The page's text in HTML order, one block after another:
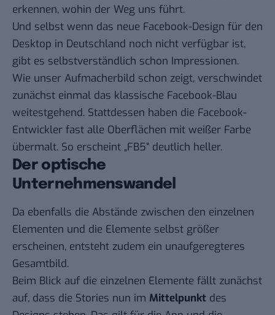
erkennen, wohin der Weg uns führt.
Und selbst wenn das neue Facebook-Design für den
Desktop in Deutschland noch nicht verfügbar ist,
gibt es selbstverständlich schon Impressionen.
Wie unser Aufmacherbild schon zeigt, verschwindet
zunächst einmal das klassische Facebook-Blau
weitestgehend. Stattdessen haben die Facebook-
Entwickler fast alle Oberflächen mit weißer Farbe
übermalt. So erscheint „FB5“ deutlich heller.
Der optische
Unternehmenswandel
Da ebenfalls die Abstände zwischen den einzelnen
Elementen und die Elemente selbst größer
erscheinen, entsteht zudem ein unaufgeregteres
Gesamtbild.
Beim Blick auf die einzelnen Elemente fällt zunächst
auf, dass die Stories nun im Mittelpunkt des